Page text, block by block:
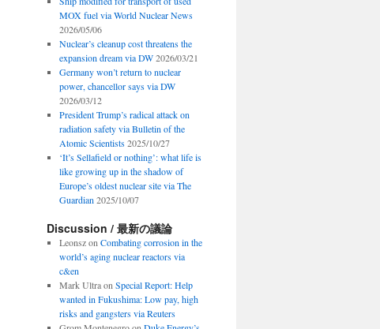
MOX fuel via World Nuclear News
2026/05/06
Nuclear’s cleanup cost threatens the
expansion dream via DW 2026/03/21
Germany won’t return to nuclear
power, chancellor says via DW
2026/03/12
President Trump’s radical attack on
radiation safety via Bulletin of the
Atomic Scientists 2025/10/27
‘It’s Sellafield or nothing’: what life is
like growing up in the shadow of
Europe’s oldest nuclear site via The
Guardian 2025/10/07
Discussion / 最新の議論
Leonszon Combating corrosion in the
world’s aging nuclear reactors via
c&en
Mark Ultraon Special Report: Help
wanted in Fukushima: Low pay, high
risks and gangsters via Reuters